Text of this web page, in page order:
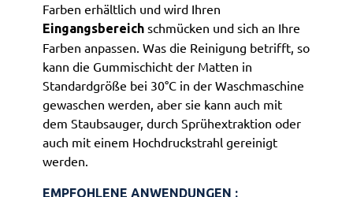
Farben erhältlich und wird Ihren
Eingangsbereich schmücken und sich an Ihre
Farben anpassen. Was die Reinigung betrifft, so
kann die Gummischicht der Matten in
Standardgröße bei 30°C in der Waschmaschine
gewaschen werden, aber sie kann auch mit
dem Staubsauger, durch Sprühextraktion oder
auch mit einem Hochdruckstrahl gereinigt
werden.
EMPFOHLENE ANWENDUNGEN :